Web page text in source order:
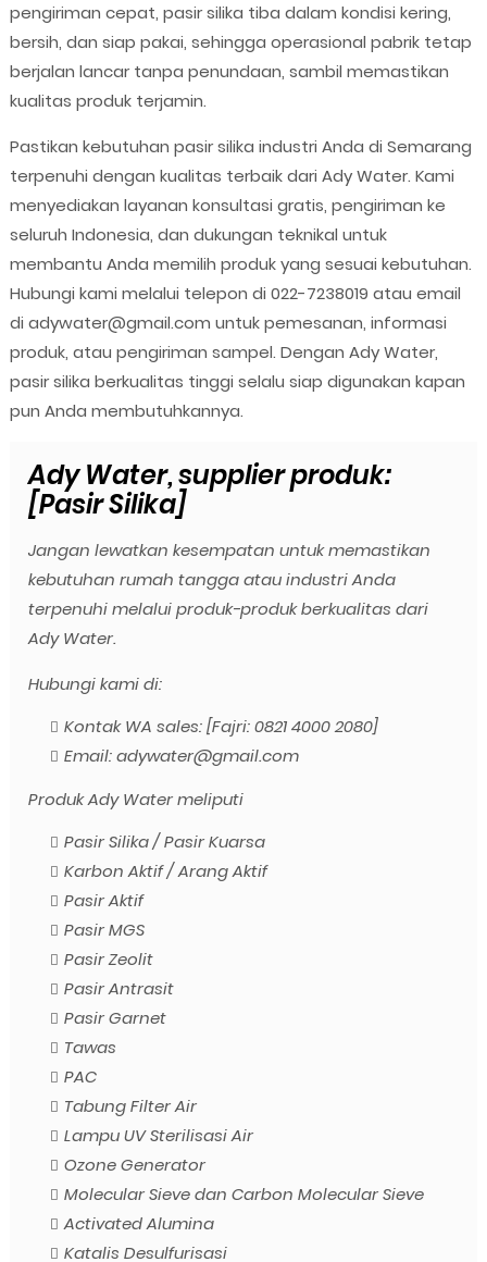
pengiriman cepat, pasir silika tiba dalam kondisi kering,
bersih, dan siap pakai, sehingga operasional pabrik tetap
berjalan lancar tanpa penundaan, sambil memastikan
kualitas produk terjamin.
Pastikan kebutuhan pasir silika industri Anda di Semarang
terpenuhi dengan kualitas terbaik dari Ady Water. Kami
menyediakan layanan konsultasi gratis, pengiriman ke
seluruh Indonesia, dan dukungan teknikal untuk
membantu Anda memilih produk yang sesuai kebutuhan.
Hubungi kami melalui telepon di 022-7238019 atau email
di adywater@gmail.com untuk pemesanan, informasi
produk, atau pengiriman sampel. Dengan Ady Water,
pasir silika berkualitas tinggi selalu siap digunakan kapan
pun Anda membutuhkannya.
Ady Water, supplier produk:
[Pasir Silika]
Jangan lewatkan kesempatan untuk memastikan
kebutuhan rumah tangga atau industri Anda
terpenuhi melalui produk-produk berkualitas dari
Ady Water.
Hubungi kami di:
Kontak WA sales: [Fajri: 0821 4000 2080]
Email: adywater@gmail.com
Produk Ady Water meliputi
Pasir Silika / Pasir Kuarsa
Karbon Aktif / Arang Aktif
Pasir Aktif
Pasir MGS
Pasir Zeolit
Pasir Antrasit
Pasir Garnet
Tawas
PAC
Tabung Filter Air
Lampu UV Sterilisasi Air
Ozone Generator
Molecular Sieve dan Carbon Molecular Sieve
Activated Alumina
Katalis Desulfurisasi